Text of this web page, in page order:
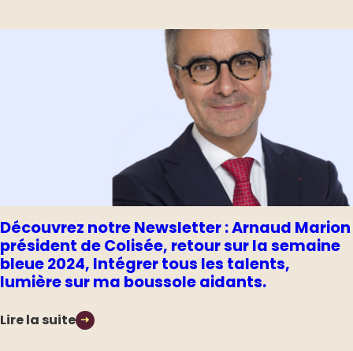
Découvrez notre Newsletter : Arnaud Marion
président de Colisée, retour sur la semaine
bleue 2024, Intégrer tous les talents,
lumière sur ma boussole aidants.
Lire la suite